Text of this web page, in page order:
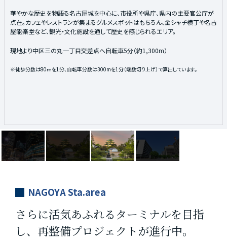
「名駅（めいえき）」と地元民に親しまれ、近年は駅前広場の再整備計画※が進行
中。県内外へのアクセスの起点となるビッグターミナル周辺には、超高層の複合
商業施設や地下街が広がるほか、徒歩圏内には多くの観光や文化施設が点在す
｢名古屋｣駅へ徒歩9分（約650m）
華やかな歴史を物語る名古屋城を中心に、市役所や県庁、県内の主要官公庁が
点在。カフェやレストランが集まるグルメスポットはもちろん、金シャチ横丁や名古
屋能楽堂など、観光・文化施設を通して歴史を感じられるエリア。
現地より名古屋城へ自転車6分（約1,600m）
※徒歩分数は80ⅿを1分、自転車分数は300mを1分（端数切り上げ）で算出しています。
華やかな歴史を物語る名古屋城を中心に、市役所や県庁、県内の主要官公庁が
点在。カフェやレストランが集まるグルメスポットはもちろん、金シャチ横丁や名古
屋能楽堂など、観光・文化施設を通して歴史を感じられるエリア。
現地より中区三の丸一丁目交差点へ自転車5分（約1,300m）
※徒歩分数は80ⅿを1分、自転車分数は300mを1分（端数切り上げ）で算出しています。
名古屋城の南に位置し、金融・大手本社など多くの企業が集うビジネス街。さま
ざまな分野の産業が発展してきた名古屋経済を牽引するエリアのひとつ。交通利
便性の高さや職・遊が近接する住区としての需要も高まっているエリア。
現地より名古屋市営地下鉄桜通線・鶴舞線｢丸の内｣駅へ徒歩11分（約850m）
※徒歩分数は80ⅿを1分、自転車分数は300mを1分（端数切り上げ）で算出しています。
NAGOYA Sta.area
さらに活気あふれるターミナルを目指
し、 再整備プロジェクトが進行中。